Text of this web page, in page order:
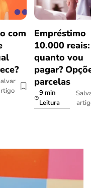
com
Empréstimo
10.000 reais:
quanto vou
pagar?
parcelas
9 min
Leitura